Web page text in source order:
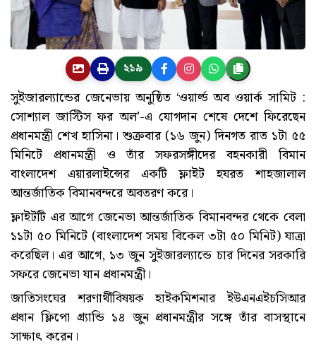
২১৯
সুইজারল্যান্ডের জেনেভায় অনুষ্ঠিত ‘ওয়ার্ল্ড অব ওয়ার্ক সামিট :
সোশ্যাল জাস্টিস ফর অল’-এ যোগদান শেষে দেশে ফিরেছেন
প্রধানমন্ত্রী শেখ হাসিনা। শুক্রবার (১৬ জুন) দিনগত রাত ১টা ৫৫
মিনিটে প্রধানমন্ত্রী ও তাঁর সফরসঙ্গীদের বহনকারী বিমান
বাংলাদেশ এয়ারলাইন্সের একটি ফ্লাইট হযরত শাহজালাল
আন্তর্জাতিক বিমানবন্দরে অবতরণ করে।
ফ্লাইটটি এর আগে জেনেভা আন্তর্জাতিক বিমানবন্দর থেকে বেলা
১১টা ৫০ মিনিটে (বাংলাদেশ সময় বিকেল ৩টা ৫০ মিনিট) যাত্রা
করেছিল। এর আগে, ১৩ জুন সুইজারল্যান্ডে চার দিনের সরকারি
সফরে জেনেভা যান প্রধানমন্ত্রী।
জাতিসংঘের শরণার্থীবিষয়ক হাইকমিশনার ইউএনএইচসিআর
প্রধান ফ্লিপো গ্র্যান্ডি ১৪ জুন প্রধানমন্ত্রীর সঙ্গে তাঁর বাসস্থানে
সাক্ষাৎ করেন।